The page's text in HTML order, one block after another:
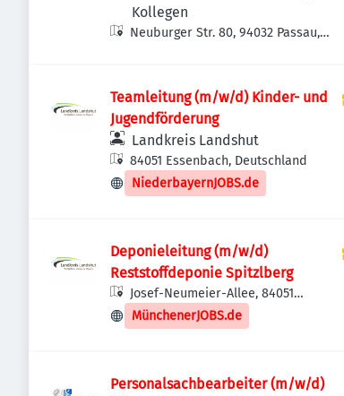
Kollegen
Neuburger Str. 80, 94032 Passau,
Teamleitung (m/w/d) Kinder- und
Jugendförderung
Landkreis Landshut
84051 Essenbach, Deutschland
NiederbayernJOBS.de
Deponieleitung (m/w/d)
Reststoffdeponie Spitzlberg
Josef-Neumeier-Allee, 84051
Essenbach, Deutschland
MünchenerJOBS.de
Personalsachbearbeiter (m/w/d)